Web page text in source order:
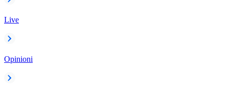
Live
Opinioni